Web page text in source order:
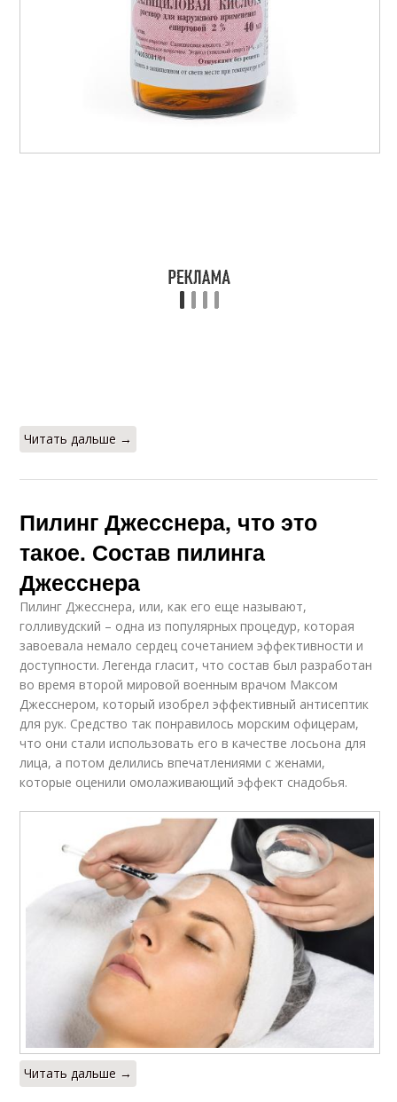
Читать дальше →
Пилинг Джесснера, что это
такое. Состав пилинга
Джесснера
Пилинг Джесснера, или, как его еще называют,
голливудский – одна из популярных процедур, которая
завоевала немало сердец сочетанием эффективности и
доступности. Легенда гласит, что состав был разработан
во время второй мировой военным врачом Максом
Джесснером, который изобрел эффективный антисептик
для рук. Средство так понравилось морским офицерам,
что они стали использовать его в качестве лосьона для
лица, а потом делились впечатлениями с женами,
которые оценили омолаживающий эффект снадобья.
Читать дальше →